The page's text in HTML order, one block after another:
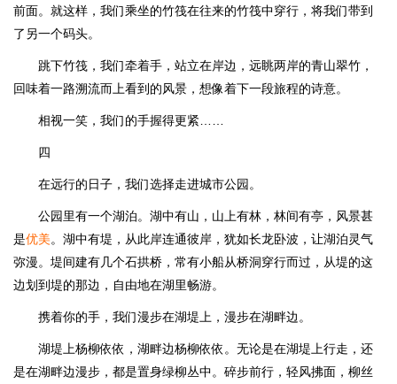
前面。就这样，我们乘坐的竹筏在往来的竹筏中穿行，将我们带到
了另一个码头。
跳下竹筏，我们牵着手，站立在岸边，远眺两岸的青山翠竹，
回味着一路溯流而上看到的风景，想像着下一段旅程的诗意。
相视一笑，我们的手握得更紧……
四
在远行的日子，我们选择走进城市公园。
公园里有一个湖泊。湖中有山，山上有林，林间有亭，风景甚
是优美。湖中有堤，从此岸连通彼岸，犹如长龙卧波，让湖泊灵气
弥漫。堤间建有几个石拱桥，常有小船从桥洞穿行而过，从堤的这
边划到堤的那边，自由地在湖里畅游。
携着你的手，我们漫步在湖堤上，漫步在湖畔边。
湖堤上杨柳依依，湖畔边杨柳依依。无论是在湖堤上行走，还
是在湖畔边漫步，都是置身绿柳丛中。碎步前行，轻风拂面，柳丝